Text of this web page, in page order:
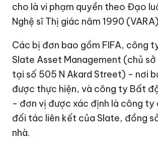
cho là vi phạm quyền theo Đạo
Nghệ sĩ Thị giác năm 1990
Các bị đơn bao gồm FIFA, công
Slate Asset Management (chủ sở
tại số 505 N Akard Street) - nơi
được thực hiện, và công ty Bất
- đơn vị được xác định là công ty
đối tác liên kết của Slate, đồng
nhà.